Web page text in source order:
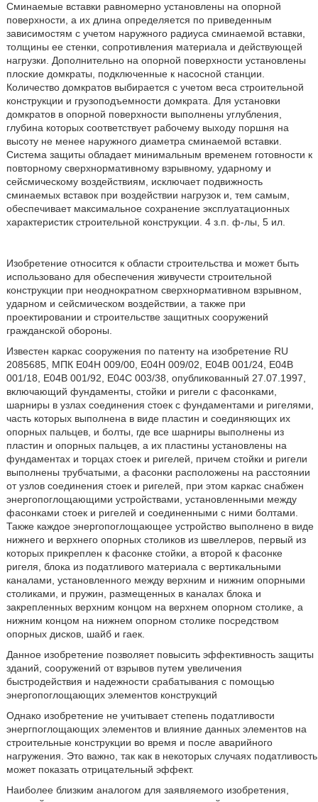
Сминаемые вставки равномерно установлены на опорной
поверхности, а их длина определяется по приведенным
зависимостям с учетом наружного радиуса сминаемой вставки,
толщины ее стенки, сопротивления материала и действующей
нагрузки. Дополнительно на опорной поверхности установлены
плоские домкраты, подключенные к насосной станции.
Количество домкратов выбирается с учетом веса строительной
конструкции и грузоподъемности домкрата. Для установки
домкратов в опорной поверхности выполнены углубления,
глубина которых соответствует рабочему выходу поршня на
высоту не менее наружного диаметра сминаемой вставки.
Система защиты обладает минимальным временем готовности к
повторному сверхнормативному взрывному, ударному и
сейсмическому воздействиям, исключает подвижность
сминаемых вставок при воздействии нагрузок и, тем самым,
обеспечивает максимальное сохранение эксплуатационных
характеристик строительной конструкции. 4 з.п. ф-лы, 5 ил.
Изобретение относится к области строительства и может быть
использовано для обеспечения живучести строительной
конструкции при неоднократном сверхнормативном взрывном,
ударном и сейсмическом воздействии, а также при
проектировании и строительстве защитных сооружений
гражданской обороны.
Известен каркас сооружения по патенту на изобретение RU
2085685, МПК E04H 009/00, E04H 009/02, E04B 001/24, E04B
001/18, E04B 001/92, E04C 003/38, опубликованный 27.07.1997,
включающий фундаменты, стойки и ригели с фасонками,
шарниры в узлах соединения стоек с фундаментами и ригелями,
часть которых выполнена в виде пластин и соединяющих их
опорных пальцев, и болты, где все шарниры выполнены из
пластин и опорных пальцев, а их пластины установлены на
фундаментах и торцах стоек и ригелей, причем стойки и ригели
выполнены трубчатыми, а фасонки расположены на расстоянии
от узлов соединения стоек и ригелей, при этом каркас снабжен
энергопоглощающими устройствами, установленными между
фасонками стоек и ригелей и соединенными с ними болтами.
Также каждое энергопоглощающее устройство выполнено в виде
нижнего и верхнего опорных столиков из швеллеров, первый из
которых прикреплен к фасонке стойки, а второй к фасонке
ригеля, блока из податливого материала с вертикальными
каналами, установленного между верхним и нижним опорными
столиками, и пружин, размещенных в каналах блока и
закрепленных верхним концом на верхнем опорном столике, а
нижним концом на нижнем опорном столике посредством
опорных дисков, шайб и гаек.
Данное изобретение позволяет повысить эффективность защиты
зданий, сооружений от взрывов путем увеличения
быстродействия и надежности срабатывания с помощью
энергопоглощающих элементов конструкций
Однако изобретение не учитывает степень податливости
энергпоглощающих элементов и влияние данных элементов на
строительные конструкции во время и после аварийного
нагружения. Это важно, так как в некоторых случаях податливость
может показать отрицательный эффект.
Наиболее близким аналогом для заявляемого изобретения,